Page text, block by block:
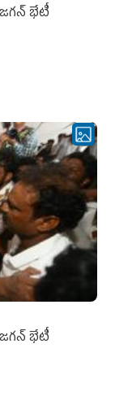
భేటీ
భేటీ